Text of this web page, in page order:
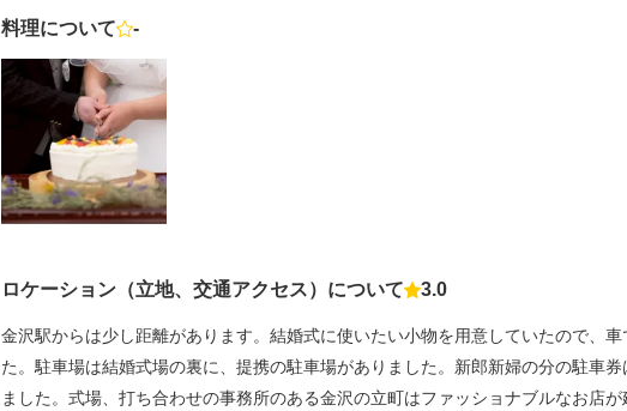
料理について 点数
-
ロケーション（立地、交通アクセス）について 点数
3.0
金沢駅からは少し距離があります。結婚式に使いたい小物を用意していたので、
た。駐車場は結婚式場の裏に、提携の駐車場がありました。新郎新婦の分の駐車
ました。式場、打ち合わせの事務所のある金沢の立町はファッショナブルなお店